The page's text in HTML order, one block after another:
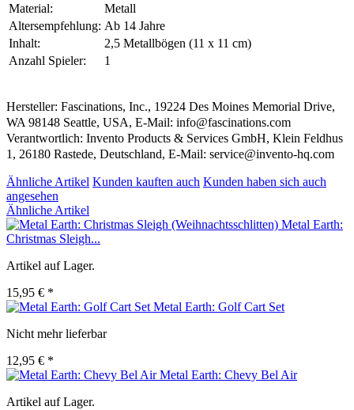
Material:
Metall
Altersempfehlung: Ab 14 Jahre
Inhalt:
2,5 Metallbögen (11 x 11 cm)
Anzahl Spieler:
1
Hersteller: Fascinations, Inc., 19224 Des Moines Memorial Drive,
WA 98148 Seattle, USA, E-Mail: info@fascinations.com
Verantwortlich: Invento Products & Services GmbH, Klein Feldhus
1, 26180 Rastede, Deutschland, E-Mail: service@invento-hq.com
Ähnliche Artikel Kunden kauften auch Kunden haben sich auch
angesehen
Ähnliche Artikel
Metal Earth:
Christmas Sleigh...
Artikel auf Lager.
15,95 € *
Metal Earth: Golf Cart Set
Nicht mehr lieferbar
12,95 € *
Metal Earth: Chevy Bel Air
Artikel auf Lager.